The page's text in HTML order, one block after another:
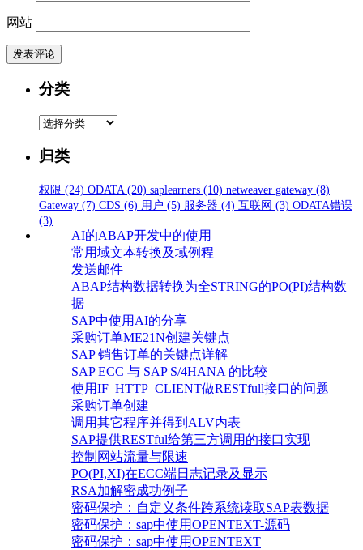
网站
分类
分
归类
权限 (24) ODATA (20) saplearners (10) netweaver gateway (8)
Gateway (7) CDS (6) 用户 (5) 服务器 (4) 互联网 (3) ODATA错误
(3)
AI的ABAP开发中的使用
常用域文本转换及域例程
发送邮件
ABAP结构数据转换为全STRING的PO(PI)结构数
据
SAP中使用AI的分享
采购订单ME21N创建关键点
SAP 销售订单的关键点详解
SAP ECC 与 SAP S/4HANA 的比较
使用IF_HTTP_CLIENT做RESTfull接口的问题
采购订单创建
调用其它程序并得到ALV内表
SAP提供RESTful给第三方调用的接口实现
控制网站流量与限速
PO(PI,XI)在ECC端日志记录及显示
RSA加解密成功例子
密码保护：自定义条件跨系统读取SAP表数据
密码保护：sap中使用OPENTEXT-源码
密码保护：sap中使用OPENTEXT